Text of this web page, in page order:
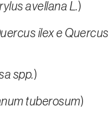
avellana L.)
ilex e Quercus
spp.)
tuberosum)